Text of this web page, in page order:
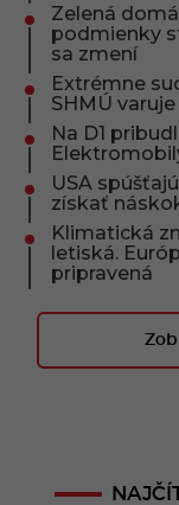
Zelená
podmienky
sa zmení
Extrémne
SHMÚ
Na D1
USA
získať
Klimatická
letiská.
pripravená